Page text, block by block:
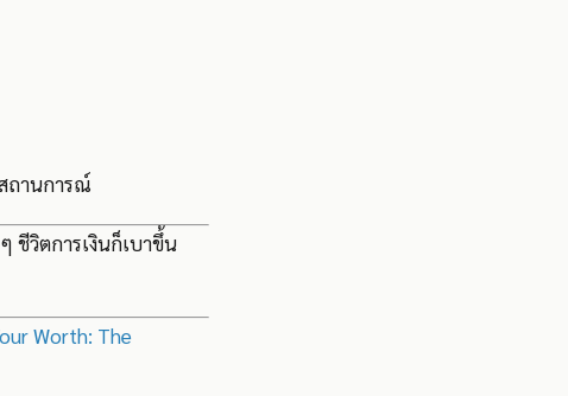
ถานการณ์
ชีวิตการเงินก็เบาขึ้น
Worth: The